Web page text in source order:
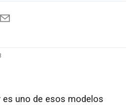
es uno de esos modelos